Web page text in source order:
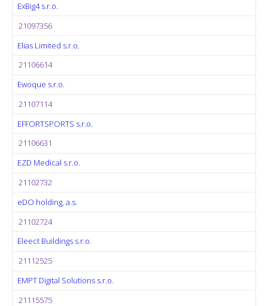
ExBig4 s.r.o.
21097356
Elias Limited s.r.o.
21106614
Ewoque s.r.o.
21107114
EFFORTSPORTS s.r.o.
21106631
EZD Medical s.r.o.
21102732
eDO holding, a.s.
21102724
Eleect Buildings s.r.o.
21112525
EMPT Digital Solutions s.r.o.
21115575